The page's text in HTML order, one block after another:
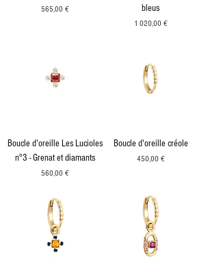
Prix
565,00 €
bleus
Prix
1 020,00 €
Boucle d'oreille Les Lucioles
n°3 - Grenat et diamants
Prix
560,00 €
Boucle d'oreille créole
Prix
450,00 €